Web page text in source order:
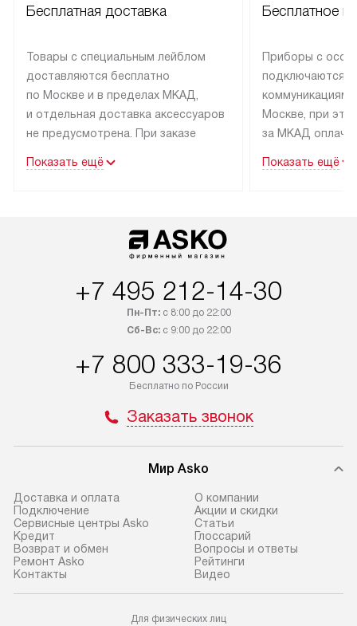
Бесплатная доставка
Товары с специальным лейблом
доставляются бесплатно
по Москве и в пределах МКАД,
и отдельная доставка аксессуаров
не предусмотрена. При заказе
рекомендуем обсудить
со статусом «В наличии» могут
быть отправлены покупателю
интересен товар «Под заказ»,
обсудите возможность его
приобретения с менеджером сайта.
доставляются бесплатно
по Москве в пределах МКАД,
не предусмотрена. Доставка
транспортную компанию. После
100% предоплаты мы бесплатно
доставляем заказ
до представительства
транспортной компании в г. Москва.
Пожалуйста, уточняйте условия
доставки у менеджера при
оформлении заказа.
Показать ещё
Бесплатное
Приборы с
подключаются к
коммуникациям
Москве, при
за МКАД
партнера
по монтажу
материалы.
Готовые
от категории,
Показать ещё
+7 495 212-14-30
Пн-Пт:с 8:00 до 22:00
Сб-Вс:с 9:00 до 22:00
+7 800 333-19-36
Бесплатно по России
Заказать звонок
Мир Asko
Доставка и оплата
Подключение
Сервисные центры Asko
Кредит
Возврат и обмен
Ремонт Asko
Контакты
О компании
Акции и скидки
Статьи
Глоссарий
Вопросы и ответы
Рейтинги
Видео
Для физических лиц